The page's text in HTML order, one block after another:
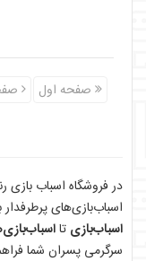
صفحه اول
در فروشگاه اسباب بازی
اسباب‌بازی‌های
اسباب‌بازی تا
سرگرمی پسران شما